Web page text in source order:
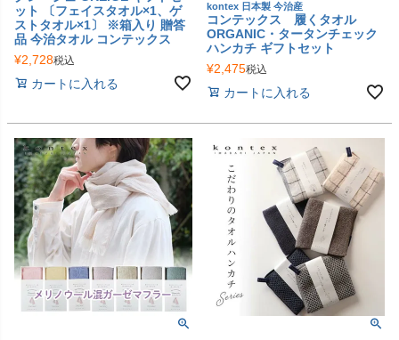
ット 〔フェイスタオル×1、ゲ
ストタオル×1〕 ※箱入り 贈答
品 今治タオル コンテックス
¥2,728税込
カートに入れる
kontex 日本製 今治産
コンテックス 履くタオル
ORGANIC・タータンチェック
ハンカチ ギフトセット
¥2,475税込
カートに入れる